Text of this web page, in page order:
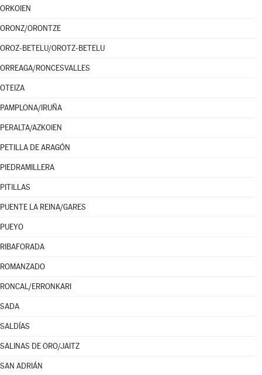
ORKOIEN
ORONZ/ORONTZE
OROZ-BETELU/OROTZ-BETELU
ORREAGA/RONCESVALLES
OTEIZA
PAMPLONA/IRUÑA
PERALTA/AZKOIEN
PETILLA DE ARAGÓN
PIEDRAMILLERA
PITILLAS
PUENTE LA REINA/GARES
PUEYO
RIBAFORADA
ROMANZADO
RONCAL/ERRONKARI
SADA
SALDÍAS
SALINAS DE ORO/JAITZ
SAN ADRIÁN